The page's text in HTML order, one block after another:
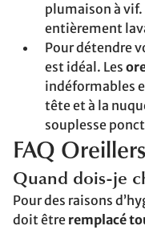
plumaison à
entièrement
Pour détendre
est idéal. Les
indéformables
tête et à la
souplesse
FAQ Oreillers
Quand dois-je
Pour des raisons
doit être remplacé